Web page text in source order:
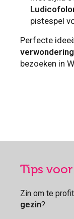
pistespel
Perfecte
verwondering
bezoeken in
Tips
Zin om te
gezin?